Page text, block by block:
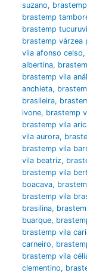
suzano,
brastemp
brastemp tucuruvi
brastemp várzea
vila afonso celso,
albertina,
brastemp vila
anchieta,
brasileira,
ivone, brastemp
brastemp vila
vila aurora,
brastemp vila
vila beatriz,
brastemp vila
boacava,
brastemp vila
brasilina,
buarque,
brastemp vila
carneiro,
brastemp vila
clementino,